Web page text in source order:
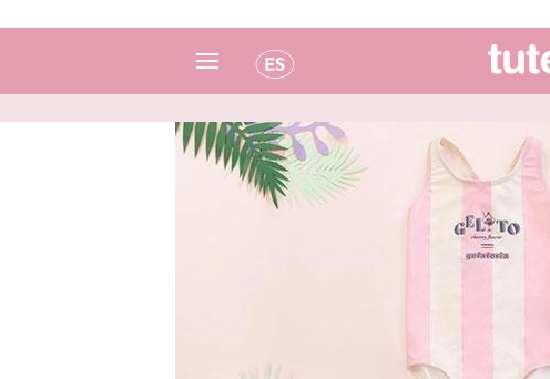
Español
Italiano
Inglés